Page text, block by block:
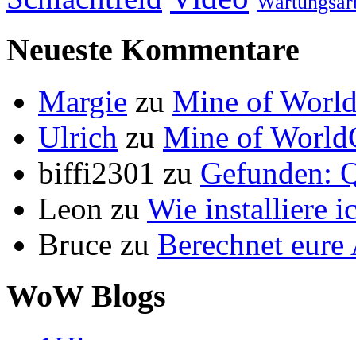
Neueste Kommentare
Margie zu Mine of
Ulrich zu Mine of
biffi2301 zu Gefunden:
Leon zu Wie installiere
Bruce zu Berechnet
WoW Blogs